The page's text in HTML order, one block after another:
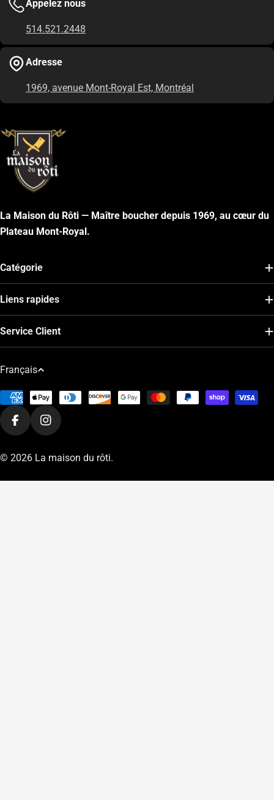
Appelez nous
514.521.2448
Adresse
1969, avenue Mont-Royal Est, Montréal
La Maison du Rôti — Maître boucher depuis 1969, au cœur du
Plateau Mont-Royal.
Catégorie
Liens rapides
Service Client
L
n
g
u
Français
Modes
de
paiement
FacebookInstagram
© 2026 La maison du rôti.